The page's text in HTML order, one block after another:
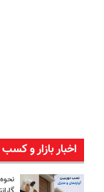
اخبار بازار و